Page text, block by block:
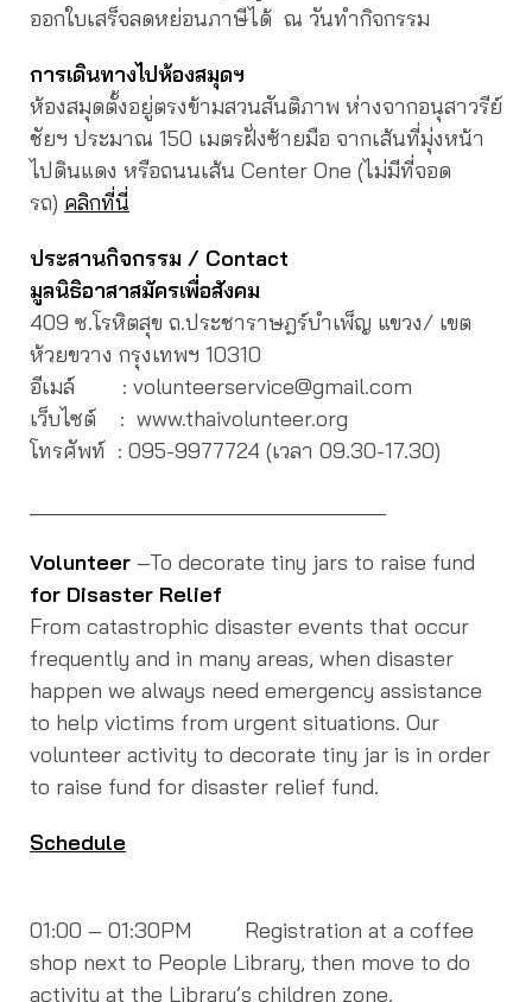
ออกใบเสร็จลดหย่อนภาษีได้ ณ วันทำกิจกรรม
การเดินทางไปห้องสมุดฯ
ห้องสมุดตั้งอยู่ตรงข้ามสวนสันติภาพ ห่างจากอนุสาวรีย์
ชัยฯ ประมาณ 150 เมตรฝั่งซ้ายมือ จากเส้นที่มุ่งหน้า
ไปดินแดง หรือถนนเส้น Center One (ไม่มีที่จอด
รถ) คลิกที่นี่
ประสานกิจกรรม / Contact
มูลนิธิอาสาสมัครเพื่อสังคม
409 ซ.โรหิตสุข ถ.ประชาราษฎร์บำเพ็ญ แขวง/ เขต
ห้วยขวาง กรุงเทพฯ 10310
อีเมล์ : volunteerservice@gmail.com
เว็บไซต์ : www.thaivolunteer.org
โทรศัพท์ : 095-9977724 (เวลา 09.30-17.30)
Volunteer –To decorate tiny jars to raise fund
for Disaster Relief
From catastrophic disaster events that occur
frequently and in many areas, when disaster
happen we always need emergency assistance
to help victims from urgent situations. Our
volunteer activity to decorate tiny jar is in order
to raise fund for disaster relief fund.
Schedule
01:00 – 01:30PM Registration at a coffee
shop next to People Library, then move to do
activity at the Library’s children zone.